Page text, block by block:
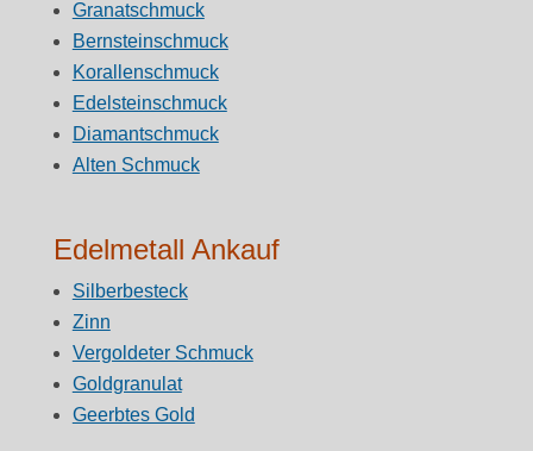
Granatschmuck
Bernsteinschmuck
Korallenschmuck
Edelsteinschmuck
Diamantschmuck
Alten Schmuck
Edelmetall Ankauf
Silberbesteck
Zinn
Vergoldeter Schmuck
Goldgranulat
Geerbtes Gold